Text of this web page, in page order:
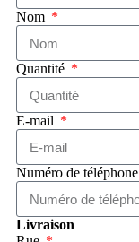
Nom
Quantité
E-mail
Numéro de téléphone
Livraison